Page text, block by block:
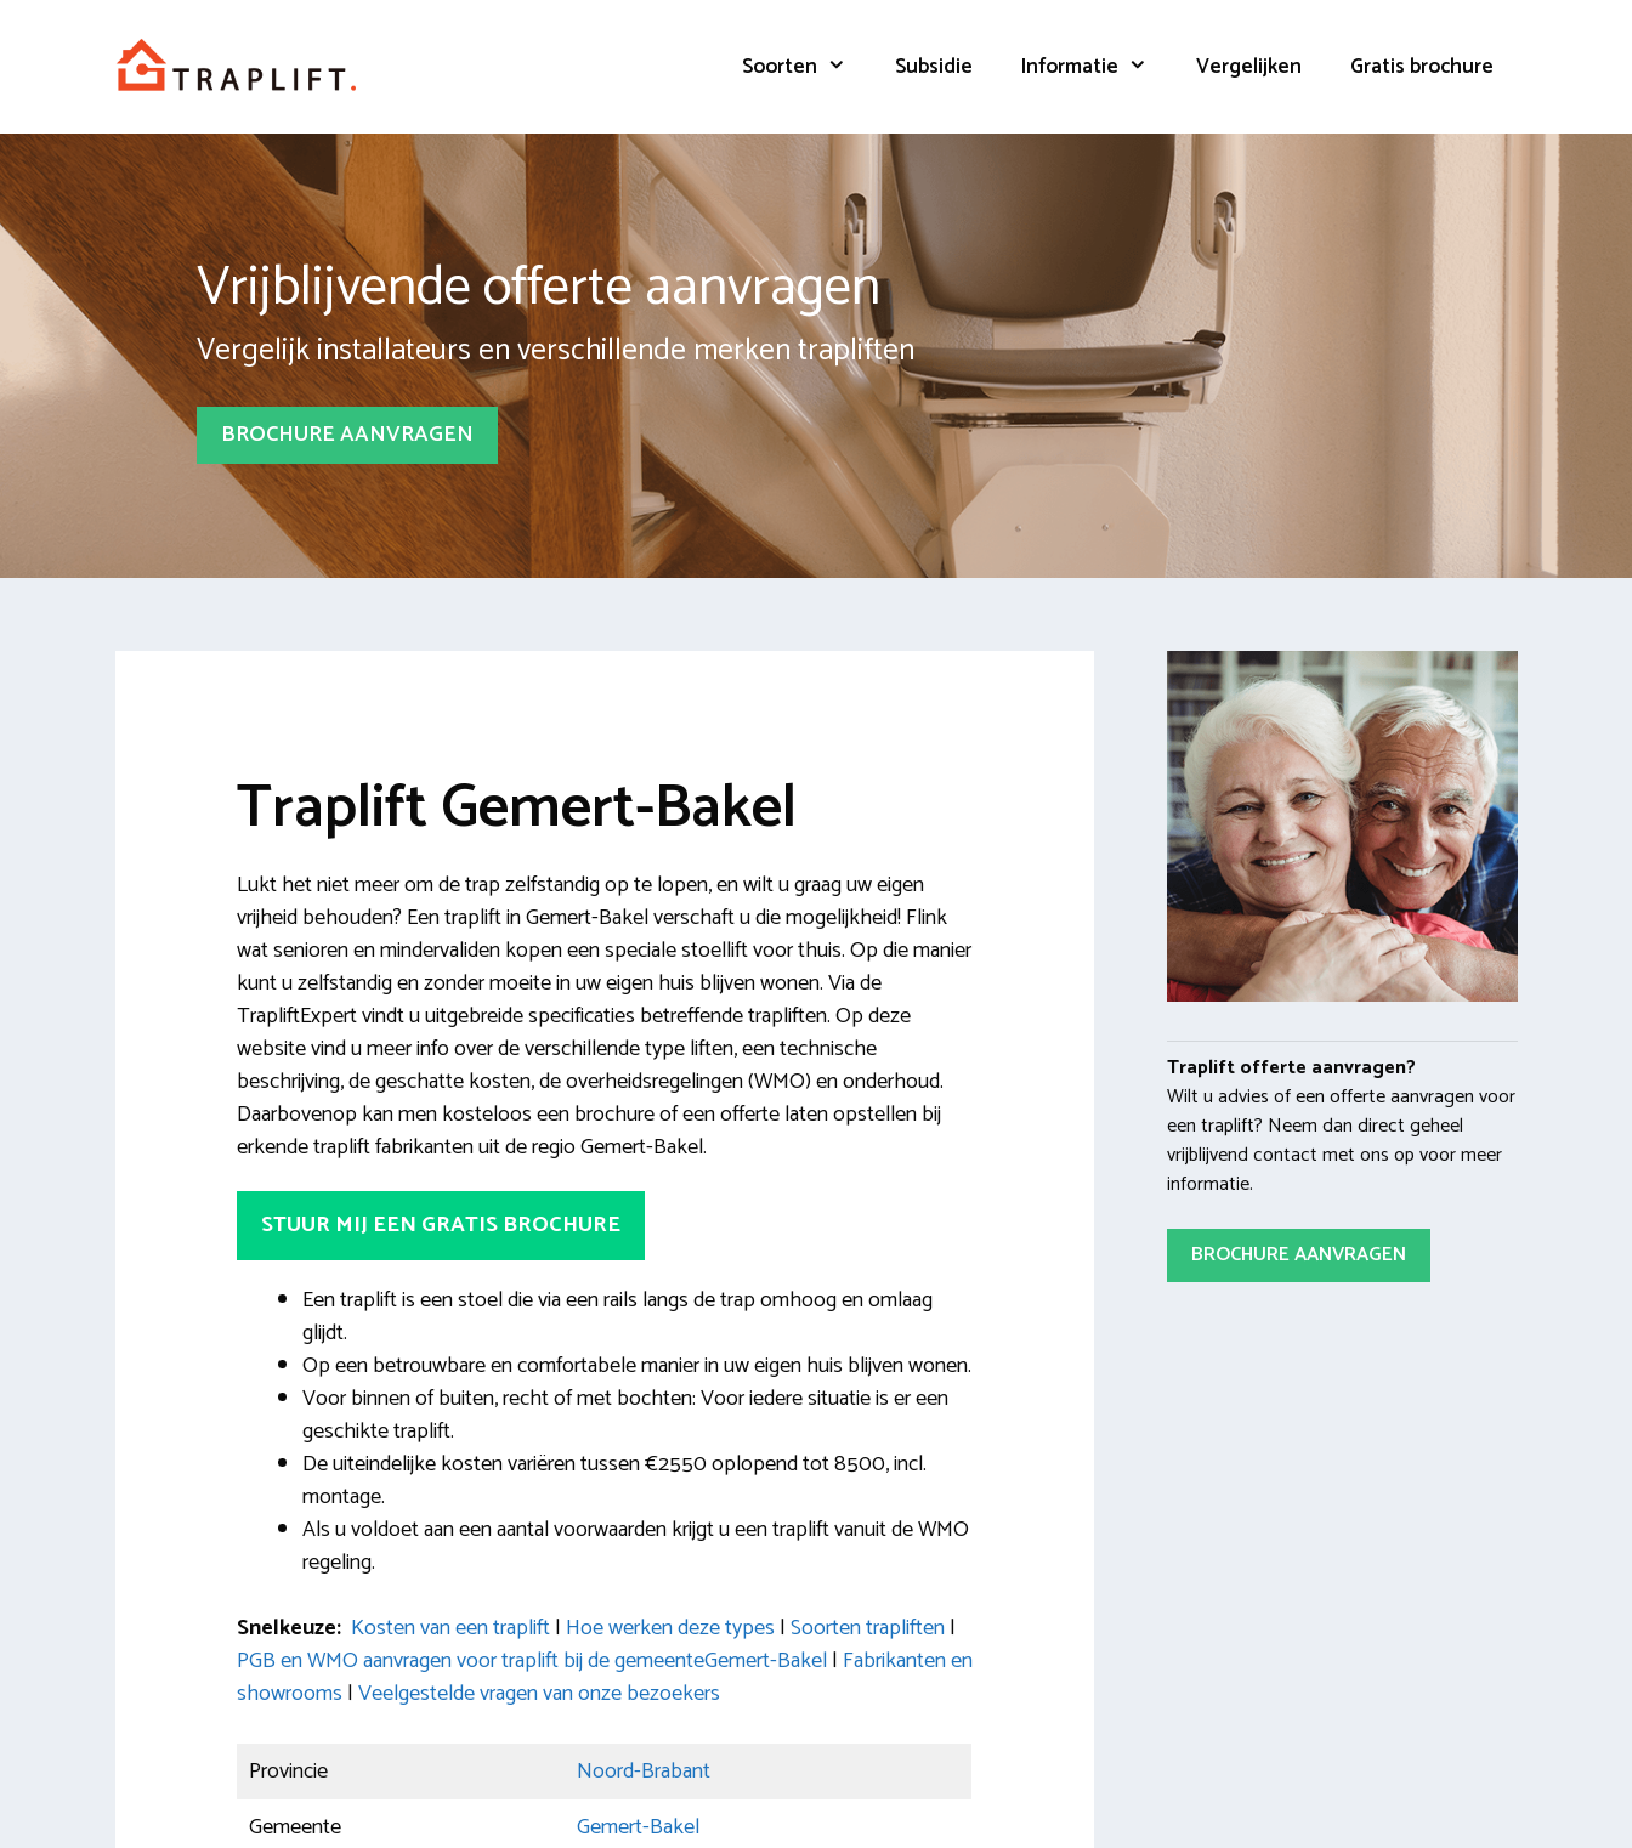
Soorten Subsidie Informatie Vergelijken Gratis brochure
Vrijblijvende offerte aanvragen
Vergelijk installateurs en verschillende merken trapliften
BROCHURE AANVRAGEN
Traplift Gemert-Bakel
Lukt het niet meer om de trap zelfstandig op te lopen, en wilt u graag uw eigen
vrijheid behouden? Een traplift in Gemert-Bakel verschaft u die mogelijkheid! Flink
wat senioren en mindervaliden kopen een speciale stoellift voor thuis. Op die manier
kunt u zelfstandig en zonder moeite in uw eigen huis blijven wonen. Via de
TrapliftExpert vindt u uitgebreide specificaties betreffende trapliften. Op deze
website vind u meer info over de verschillende type liften, een technische
beschrijving, de geschatte kosten, de overheidsregelingen (WMO) en onderhoud.
Daarbovenop kan men kosteloos een brochure of een offerte laten opstellen bij
erkende traplift fabrikanten uit de regio Gemert-Bakel.
STUUR MIJ EEN GRATIS BROCHURE
Een traplift is een stoel die via een rails langs de trap omhoog en omlaag
glijdt.
Op een betrouwbare en comfortabele manier in uw eigen huis blijven wonen.
Voor binnen of buiten, recht of met bochten: Voor iedere situatie is er een
geschikte traplift.
De uiteindelijke kosten variëren tussen €2550 oplopend tot 8500, incl.
montage.
Als u voldoet aan een aantal voorwaarden krijgt u een traplift vanuit de WMO
regeling.
Snelkeuze: Kosten van een traplift| Hoe werken deze types |Soorten trapliften|
PGB en WMO aanvragen voor traplift bij de gemeenteGemert-Bakel| Fabrikanten en
showrooms |Veelgestelde vragen van onze bezoekers
Provincie
Noord-Brabant
Gemeente
Gemert-Bakel
Traplift offerte aanvragen?
Wilt u advies of een offerte aanvragen voor
een traplift? Neem dan direct geheel
vrijblijvend contact met ons op voor meer
informatie.
BROCHURE AANVRAGEN